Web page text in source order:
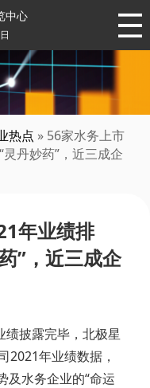
中心
热点 » 56家水务上市
丹妙药”，近三成企
年业绩排
”，近三成企
披露完毕，北极星
2021年业绩数据，
及水务企业的“命运